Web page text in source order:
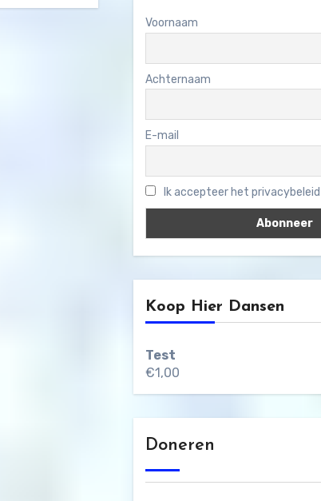
Voornaam
Achternaam
E-mail
Ik accepteer het privacybeleid
Koop Hier Dansen
Test
€1,00
Doneren